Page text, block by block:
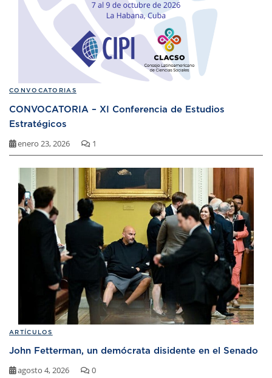
CONVOCATORIAS
CONVOCATORIA – XI Conferencia de Estudios
Estratégicos
enero 23, 2026 1
ARTÍCULOS
John Fetterman, un demócrata disidente en el Senado
agosto 4, 2026 0